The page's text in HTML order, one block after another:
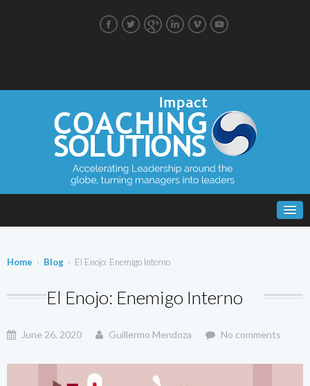
Home › Blog › El Enojo: Enemigo Interno
El Enojo: Enemigo Interno
June 26, 2020 Guillermo Mendoza No comments